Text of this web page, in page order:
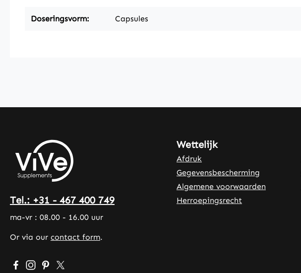
Doseringsvorm: Capsules
Tel.: +31 - 467 400 749
ma-vr : 08.00 - 16.00 uur
Or via our contact form.
Visit us on Facebook – opens in a new browser tab (external link)
Check us out on Instagram – opens in a new browser tab (external link)
Get inspired on Pinterest – opens in a new browser tab (external link)
Follow us on X – opens in a new browser tab (external link)
Wettelijk
Afdruk
Gegevensbescherming
Algemene voorwaarden
Herroepingsrecht